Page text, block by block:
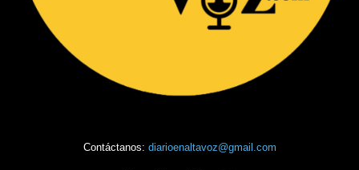
Contáctanos: diarioenaltavoz@gmail.com